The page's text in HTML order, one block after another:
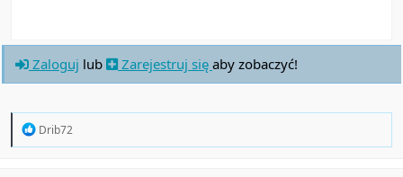
Zaloguj lub Zarejestruj się aby zobaczyć!
R
Drib72